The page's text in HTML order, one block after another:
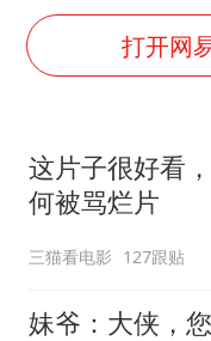
打开网
这片子很好看
何被骂烂片
三猫看电影 127跟贴
妹爷：大侠，